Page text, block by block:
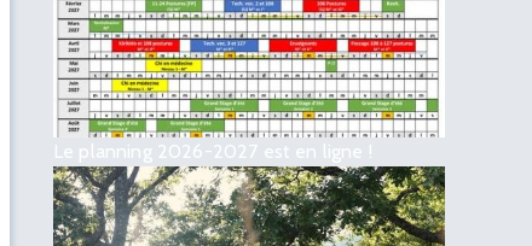
Le planning 2026-2027 est en ligne !